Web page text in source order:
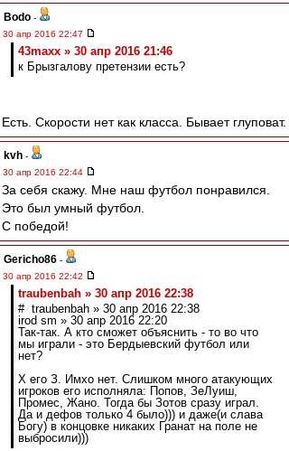
Bodo -
30 апр 2016 22:47
43maxx » 30 апр 2016 21:46
к Брызгалову претензии есть?
Есть. Скорости нет как класса. Бывает глуповат.
kvh -
30 апр 2016 22:44
За себя скажу. Мне наш футбол понравился.
Это был умный футбол.
С победой!
Gericho86 -
30 апр 2016 22:42
traubenbah » 30 апр 2016 22:38
# traubenbah » 30 апр 2016 22:38
irod sm » 30 апр 2016 22:20
Так-так. А кто сможет объяснить - то во что
мы играли - это Бердыевский футбол или
нет?
Х его З. Имхо нет. Слишком много атакующих
игроков его исполняла: Попов, ЗеЛуиш,
Промес, Жано. Тогда бы Зотов сразу играл.
Да и дефов только 4 было))) и даже(и слава
Богу) в концовке никаких Гранат на поле не
выбросили)))